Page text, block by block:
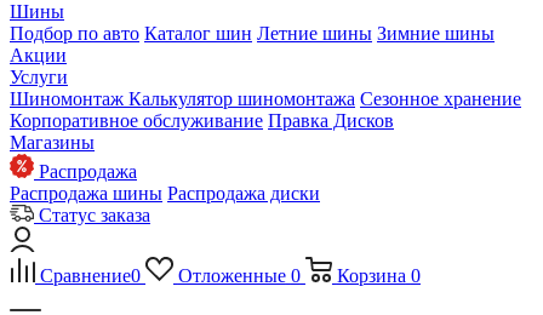
Шины
Подбор по авто Каталог шин Летние шины Зимние шины
Акции
Услуги
Шиномонтаж Калькулятор шиномонтажа Сезонное хранение
Корпоративное обслуживание Правка Дисков
Магазины
Распродажа
Распродажа шины Распродажа диски
Статус заказа
Сравнение0 Отложенные 0 Корзина 0